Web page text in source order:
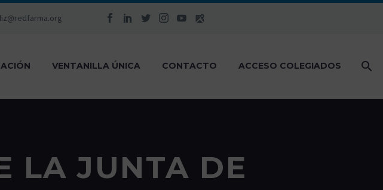
VENTANILLA ÚNICA CONTACTO ACCESO COLEGIADOS
LA JUNTA DE